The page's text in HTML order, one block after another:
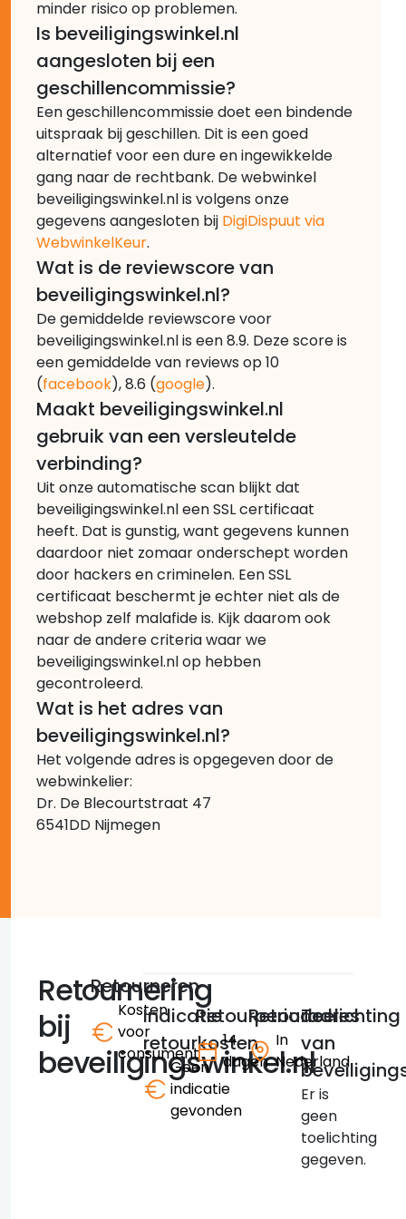
minder risico op problemen.
Is beveiligingswinkel.nl
aangesloten bij een
geschillencommissie?
Een geschillencommissie doet een bindende
uitspraak bij geschillen. Dit is een goed
alternatief voor een dure en ingewikkelde
gang naar de rechtbank. De webwinkel
beveiligingswinkel.nl is volgens onze
gegevens aangesloten bij DigiDispuut via
WebwinkelKeur.
Wat is de reviewscore van
beveiligingswinkel.nl?
De gemiddelde reviewscore voor
beveiligingswinkel.nl is een 8.9. Deze score is
een gemiddelde van reviews op 10
(facebook), 8.6 (google).
Maakt beveiligingswinkel.nl
gebruik van een versleutelde
verbinding?
Uit onze automatische scan blijkt dat
beveiligingswinkel.nl een SSL certificaat
heeft. Dat is gunstig, want gegevens kunnen
daardoor niet zomaar onderschept worden
door hackers en criminelen. Een SSL
certificaat beschermt je echter niet als de
webshop zelf malafide is. Kijk daarom ook
naar de andere criteria waar we
beveiligingswinkel.nl op hebben
gecontroleerd.
Wat is het adres van
beveiligingswinkel.nl?
Het volgende adres is opgegeven door de
webwinkelier:
Dr. De Blecourtstraat 47
6541DD Nijmegen
Retournering
bij
beveiligingswinkel.nl
Retourneren
Kosten
voor
consument
Indicatie
retourkosten
Geen
indicatie
gevonden
Retourperiode
14
dagen
Retouradres
In
Nederland
Toelichting
van
Er is
geen
toelichting
gegeven.